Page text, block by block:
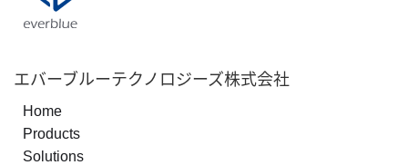
エバーブルーテクノロジーズ株式会社
Home
Products
Solutions